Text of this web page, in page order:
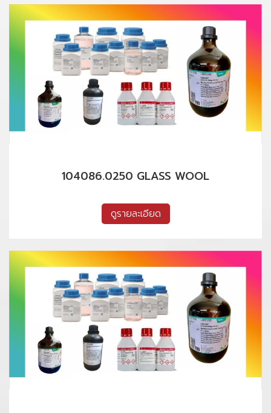
104086.0250 GLASS WOOL
ดูรายละเอียด